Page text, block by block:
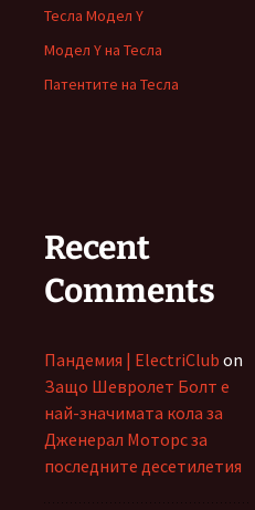
Тесла Модел Y
Модел Y на Тесла
Патентите на Тесла
Recent
Comments
Пандемия | ElectriClub on
Защо Шевролет Болт е
най-значимата кола за
Дженерал Моторс за
последните десетилетия